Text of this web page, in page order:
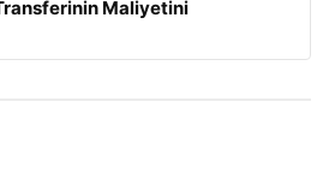
Maliyetini